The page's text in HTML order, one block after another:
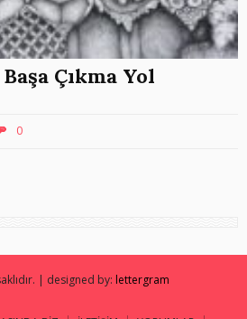
Çıkma Yol
0
| designed by: lettergram